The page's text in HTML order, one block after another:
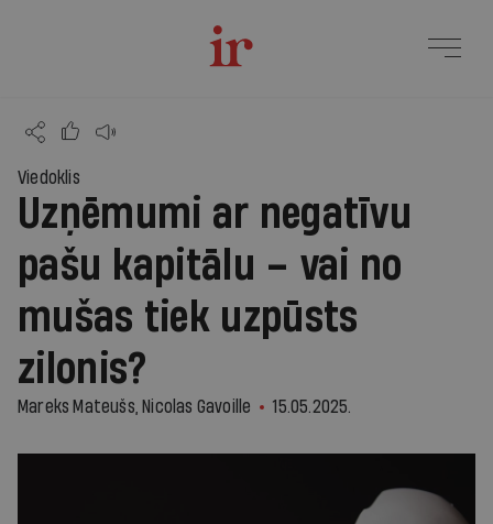
Viedoklis
Uzņēmumi ar negatīvu
pašu kapitālu – vai no
mušas tiek uzpūsts
zilonis?
Mareks Mateušs, Nicolas Gavoille 15.05.2025.